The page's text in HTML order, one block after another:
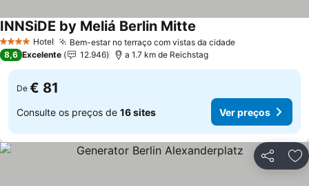
4 EstrelasHotel Bem-estar no terraço com vistas da cidade
INNSiDE by Meliá Berlin Mitte
8,6 Excelente 12.946 a 1.7 km de Reichstag
De € 81
Consulte os preços de 16 sites Ver preços
Partilhar